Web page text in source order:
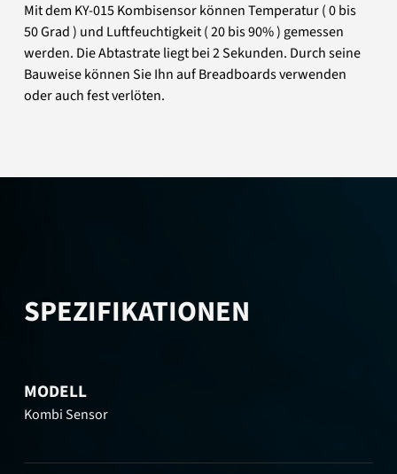
Mit dem KY-015 Kombisensor können Temperatur ( 0 bis
50 Grad ) und Luftfeuchtigkeit ( 20 bis 90% ) gemessen
werden. Die Abtastrate liegt bei 2 Sekunden. Durch seine
Bauweise können Sie Ihn auf Breadboards verwenden
oder auch fest verlöten.
SPEZIFIKATIONEN
MODELL
Kombi Sensor